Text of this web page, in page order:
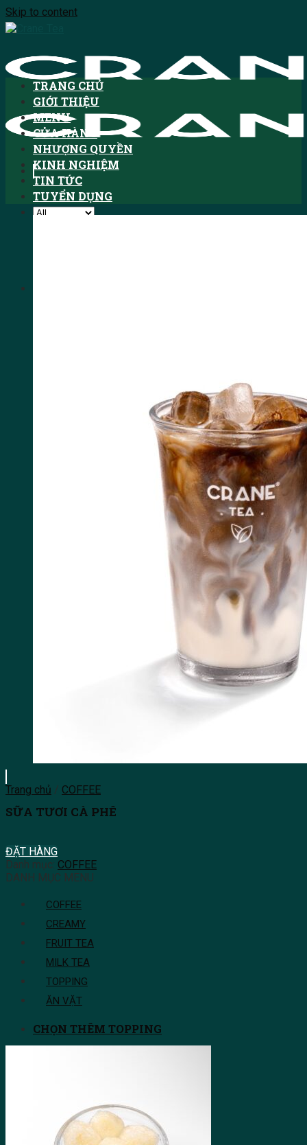
Skip to content
TRANG CHỦ
GIỚI THIỆU
MENU
CỬA HÀNG
NHƯỢNG QUYỀN
KINH NGHIỆM
TIN TỨC
TUYỂN DỤNG
Trang chủ / COFFEE
SỮA TƯƠI CÀ PHÊ
ĐẶT HÀNG
Danh mục: COFFEE
DANH MỤC MENU
COFFEE
CREAMY
FRUIT TEA
MILK TEA
TOPPING
ĂN VẶT
CHỌN THÊM TOPPING